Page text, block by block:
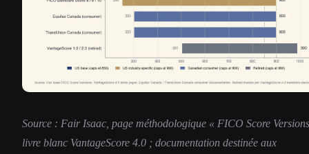
Source : Fair Isaac, page méthodologique « FICO Score
livre blanc VantageScore 4.0 ; documentation destinée aux